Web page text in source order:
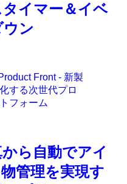
イマー＆イベ
ン
ら自動でアイ
管理を実現す